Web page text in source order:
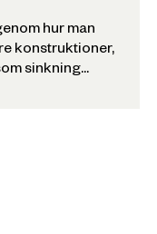
hur man
konstruktioner,
sinkning...